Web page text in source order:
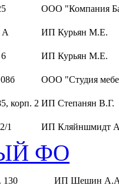
ООО "Компания
А ИП Курьян М.Е.
ИП Курьян М.Е.
ООО "Студия
корп. 2 ИП Степанян В.Г.
1 ИП Кляйншмидт
ФО
130 ИП Шешин